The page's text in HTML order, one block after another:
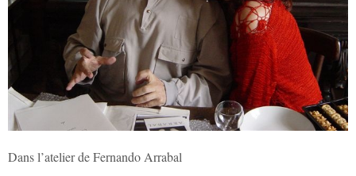
Dans l’atelier de Fernando Arrabal